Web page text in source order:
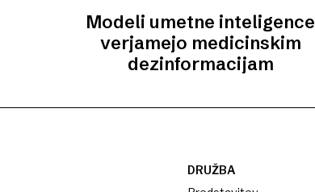
Modeli umetne inteligence
verjamejo medicinskim
dezinformacijam
DRUŽBA